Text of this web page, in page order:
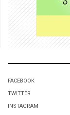
FACEBOOK
TWITTER
INSTAGRAM